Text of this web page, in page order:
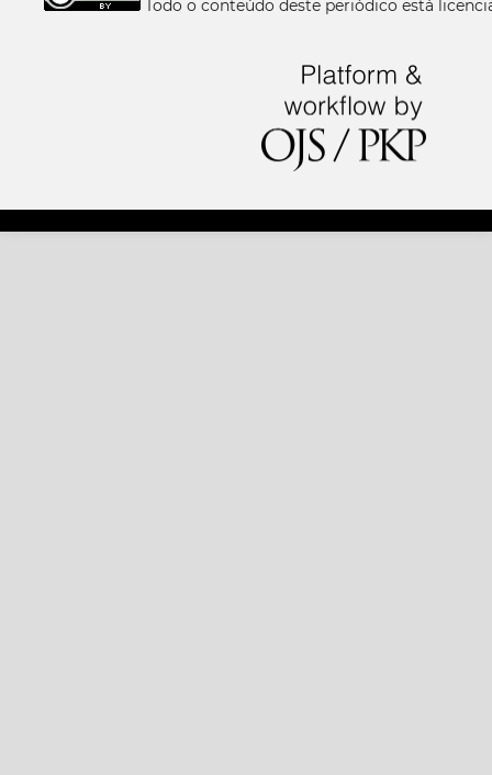
Todo o conteúdo deste periódico está